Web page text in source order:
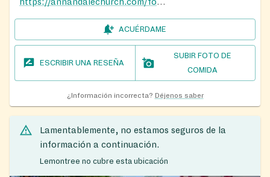
https://annandalechurch.com/foodministry
ACUÉRDAME
ESCRIBIR UNA RESEÑA
SUBIR FOTO DE
COMIDA
¿Información incorrecta? Déjenos saber
Lamentablemente, no estamos seguros de la
información a continuación.
Lemontree no cubre esta ubicación